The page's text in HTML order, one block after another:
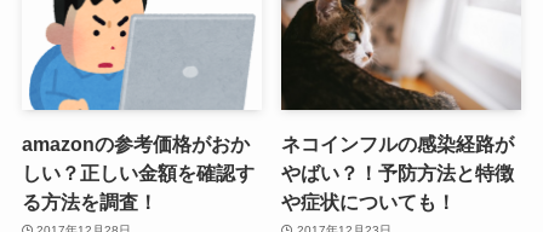
amazonの参考価格がおか
しい？正しい金額を確認す
る方法を調査！
ネコインフルの感染経路が
やばい？！予防方法と特徴
や症状についても！